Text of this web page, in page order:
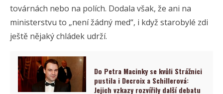
továrnách nebo na polích. Dodala však, že ani na
ministerstvu to „není žádný med“, i když starobylé zdi
ještě nějaký chládek udrží.
Do Petra Macinky se kvůli Strážnici
pustila i Decroix a Schillerová:
Jejich vzkazy rozvířily další debatu